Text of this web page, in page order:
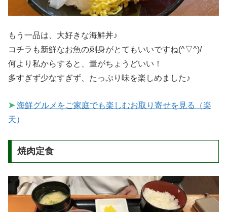
もう一品は、大好きな海鮮丼♪
コチラも新鮮なお魚の刺身がとてもいいですね(^▽^)/
何より私からすると、量がちょうどいい！
多すぎず少なすぎず、たっぷり味を楽しめました♪
➤ 海鮮グルメをご家庭でも楽しむお取り寄せを見る（楽
天）
焼肉定食